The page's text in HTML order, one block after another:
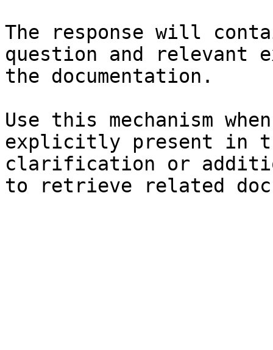
The response will
question and relevant
the documentation.
Use this mechanism
explicitly present in
clarification or